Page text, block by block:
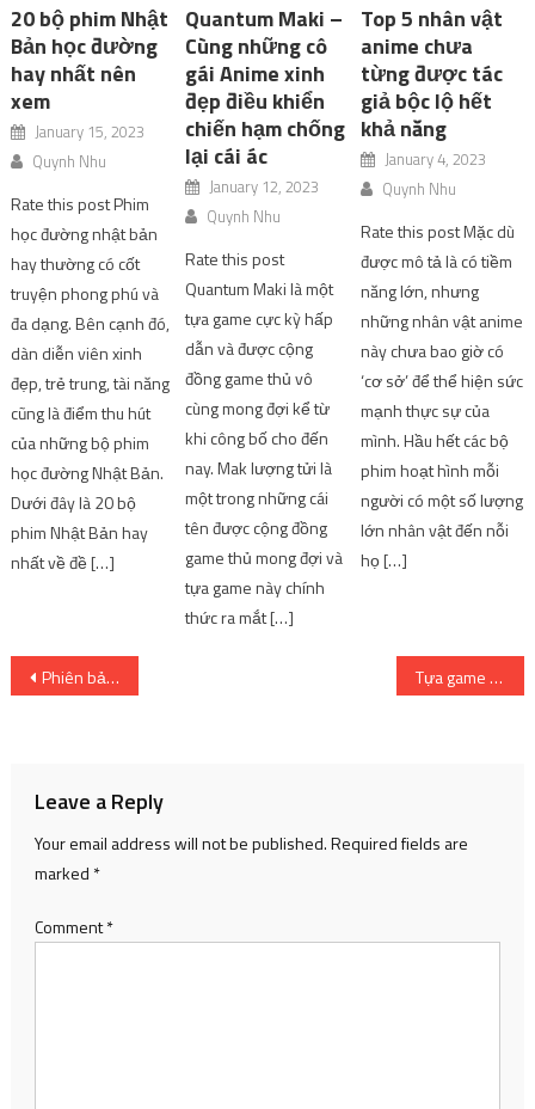
20 bộ phim Nhật
Bản học đường
hay nhất nên
xem
January 15, 2023
Quynh Nhu
Rate this post Phim
học đường nhật bản
hay thường có cốt
truyện phong phú và
đa dạng. Bên cạnh đó,
dàn diễn viên xinh
đẹp, trẻ trung, tài năng
cũng là điểm thu hút
của những bộ phim
học đường Nhật Bản.
Dưới đây là 20 bộ
phim Nhật Bản hay
nhất về đề […]
Quantum Maki –
Cùng những cô
gái Anime xinh
đẹp điều khiển
chiến hạm chống
lại cái ác
January 12, 2023
Quynh Nhu
Rate this post
Quantum Maki là một
tựa game cực kỳ hấp
dẫn và được cộng
đồng game thủ vô
cùng mong đợi kể từ
khi công bố cho đến
nay. Mak lượng tửi là
một trong những cái
tên được cộng đồng
game thủ mong đợi và
tựa game này chính
thức ra mắt […]
Top 5 nhân vật
anime chưa
từng được tác
giả bộc lộ hết
khả năng
January 4, 2023
Quynh Nhu
Rate this post Mặc dù
được mô tả là có tiềm
năng lớn, nhưng
những nhân vật anime
này chưa bao giờ có
‘cơ sở’ để thể hiện sức
mạnh thực sự của
mình. Hầu hết các bộ
phim hoạt hình mỗi
người có một số lượng
lớn nhân vật đến nỗi
họ […]
Post
Phiên bản giới hạn của SteelBook của anime Sound Shape được phát hành Tựa game nhập vai 3D Smilegate sắp ra mắt phiên bản quốc tế
Leave a Reply
Your email address will not be published.Required fields are
marked *
Comment*